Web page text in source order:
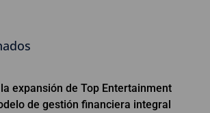
expansión de Top Entertainment
de gestión financiera integral